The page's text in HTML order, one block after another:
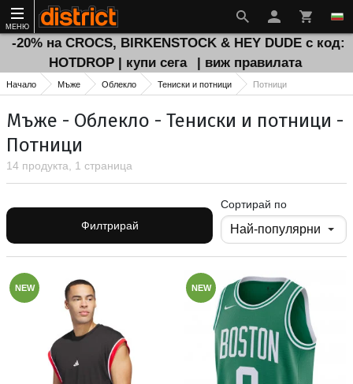
МЕНЮ
-20% на CROCS, BIRKENSTOCK & HEY DUDE с код:
HOTDROP | купи сега
| виж правилата
Начало Мъже Облекло Тениски и потници Потници
Мъже - Облекло - Тениски и потници -
Потници
14 продукта, 1 страница
Филтрирай
Сортирай по
NEW NEW